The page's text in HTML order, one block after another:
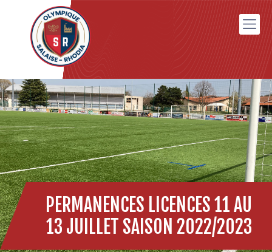
PERMANENCES LICENCES 11 AU
13 JUILLET SAISON 2022/2023